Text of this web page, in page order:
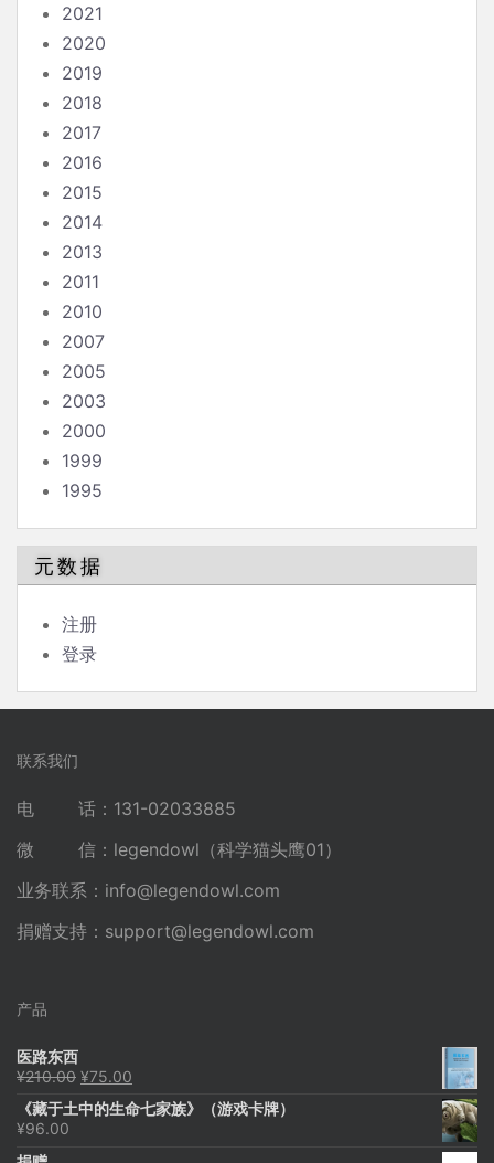
2021
2020
2019
2018
2017
2016
2015
2014
2013
2011
2010
2007
2005
2003
2000
1999
1995
元数据
注册
登录
联系我们
电 话：131-02033885
微 信：legendowl（科学猫头鹰01）
业务联系： info@legendowl.com
捐赠支持： support@legendowl.com
产品
医路东西
¥210.00 原
为：
¥75.00
价
《藏于土中的生命七家族》（游戏卡牌）
¥96.00